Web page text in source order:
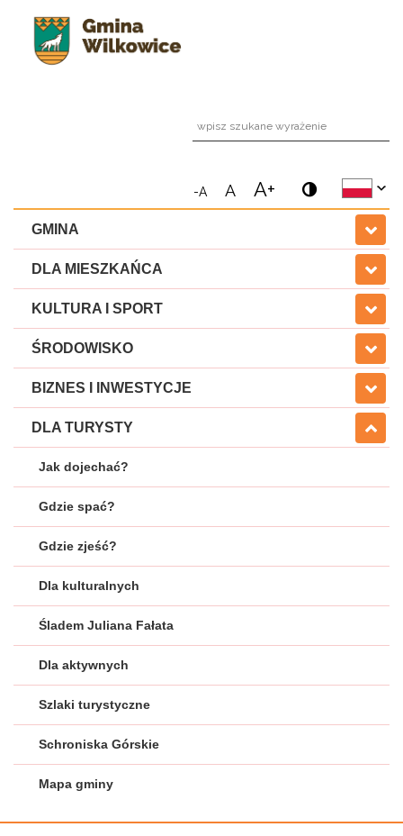
-A A A+
GMINA
DLA MIESZKAŃCA
KULTURA I SPORT
ŚRODOWISKO
BIZNES I INWESTYCJE
DLA TURYSTY
Jak dojechać?
Gdzie spać?
Gdzie zjeść?
Dla kulturalnych
Śladem Juliana Fałata
Dla aktywnych
Szlaki turystyczne
Schroniska Górskie
Mapa gminy